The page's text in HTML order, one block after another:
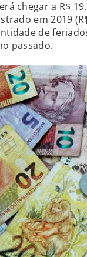
chegar a R$
em 2019
de
passado.